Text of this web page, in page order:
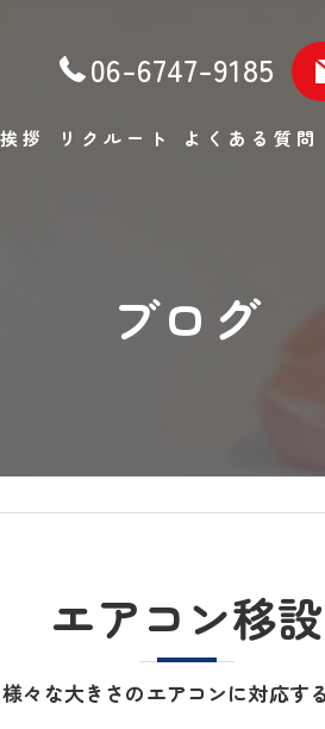
06-6747-9185
拶 リクルート よくある質問
ブログ
エアコン移設
様々な大きさのエアコンに対応す